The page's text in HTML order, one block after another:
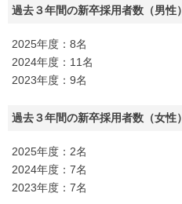
過去３年間の新卒採用者数（男性）
2025年度：8名
2024年度：11名
2023年度：9名
過去３年間の新卒採用者数（女性）
2025年度：2名
2024年度：7名
2023年度：7名